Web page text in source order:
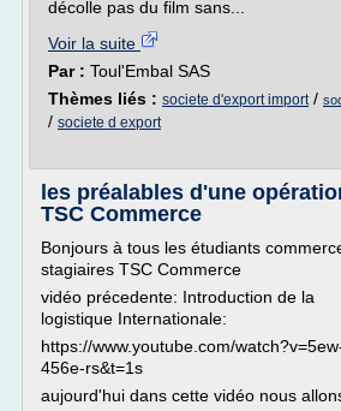
décolle pas du film sans...
Voir la suite
Par : Toul'Embal SAS
Thèmes liés : societe d'export import/
/ societe d export
les préalables d'une
TSC Commerce
Bonjours à tous les étudiants
stagiaires TSC Commerce
vidéo précedente: Introduction de la
logistique Internationale:
https://www.youtube.com/
456e-rs&t=1s
aujourd'hui dans cette vidéo nous